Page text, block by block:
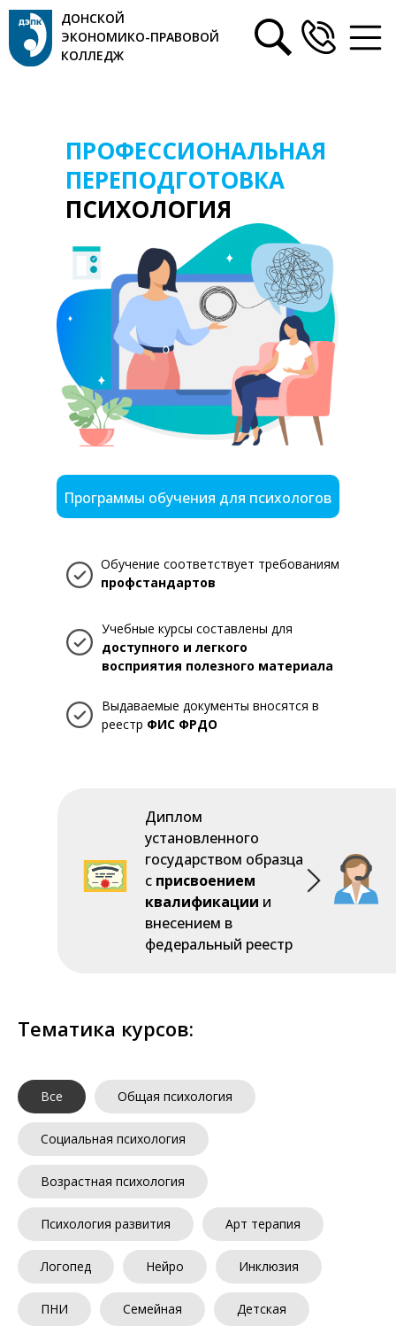
ДОНСКОЙ
ЭКОНОМИКО-ПРАВОВОЙ
КОЛЛЕДЖ
Обучение соответствует требованиям
профстандартов
Учебные курсы составлены для
доступного и легкого
восприятия полезного материала
Выдаваемые документы вносятся в
реестр ФИС ФРДО
Программы обучения для психологов
ПРОФЕССИОНАЛЬНАЯ
ПЕРЕПОДГОТОВКА
ПСИХОЛОГИЯ
Диплом
установленного
государством образца
с присвоением
квалификации и
внесением в
федеральный реестр
Тематика курсов:
Все Общая психология
Социальная психология
Возрастная психология
Психология развития Арт терапия
Логопед Нейро Инклюзия
ПНИ Семейная Детская